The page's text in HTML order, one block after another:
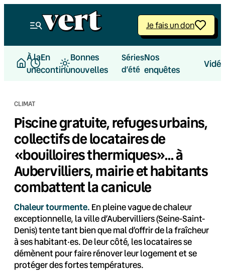
Je fais un don
À la
une
En
continu
Bonnes
nouvelles
Séries
d’été
Nos
enquêtes
CLIMAT
Piscine gratuite, refuges urbains,
collectifs de locataires de
«bouilloires thermiques»… à
Aubervilliers, mairie et habitants
combattent la canicule
Chaleur tourmente. En pleine vague de chaleur
exceptionnelle, la ville d’Aubervilliers (Seine-Saint-
Denis) tente tant bien que mal d’offrir de la fraîcheur
à ses habitant·es. De leur côté, les locataires se
démènent pour faire rénover leur logement et se
protéger des fortes températures.